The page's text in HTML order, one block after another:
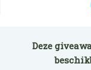
Deze